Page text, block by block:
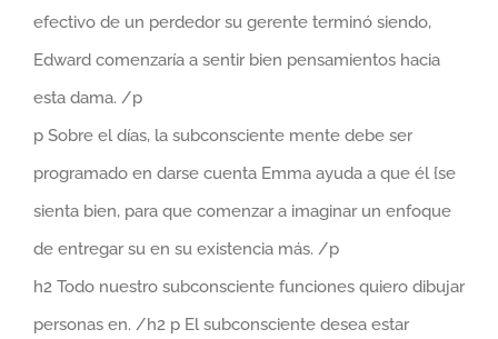
efectivo de un perdedor su gerente terminó siendo,
Edward comenzaría a sentir bien pensamientos hacia
esta dama. /p
p Sobre el días, la subconsciente mente debe ser
programado en darse cuenta Emma ayuda a que él {se
sienta bien, para que comenzar a imaginar un enfoque
de entregar su en su existencia más. /p
h2 Todo nuestro subconsciente funciones quiero dibujar
personas en. /h2 p El subconsciente desea estar